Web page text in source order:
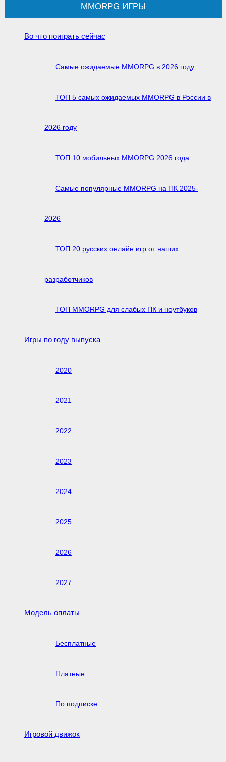
MMORPG ИГРЫ
Во что поиграть сейчас
Самые ожидаемые MMORPG в 2026 году
ТОП 5 самых ожидаемых MMORPG в России в
2026 году
ТОП 10 мобильных MMORPG 2026 года
Самые популярные MMORPG на ПК 2025-
2026
ТОП 20 русских онлайн игр от наших
разработчиков
ТОП MMORPG для слабых ПК и ноутбуков
Игры по году выпуска
2020
2021
2022
2023
2024
2025
2026
2027
Модель оплаты
Бесплатные
Платные
По подписке
Игровой движок